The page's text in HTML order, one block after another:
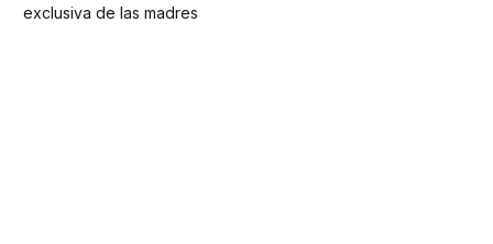
exclusiva de las madres